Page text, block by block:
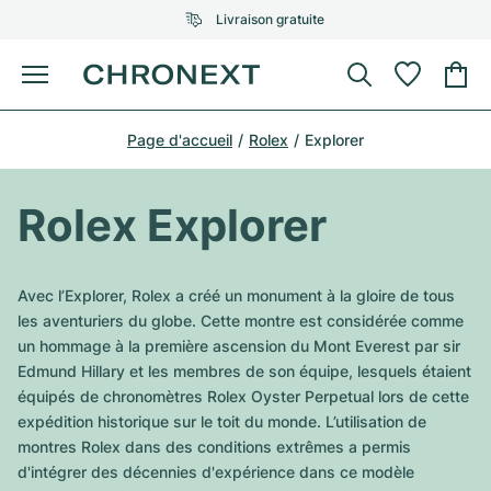
Livraison gratuite
Menu
Acheter une montre
UNE SÉLECTION D'EXCEPTION
Tous les modèles Rolex
Modèles les plus vendus
Air-King
Omega
Tous les modèles Omega
Modèles les plus vendus
Patek Philippe
Tous les modèles Patek Philippe
Modèles les plus vendus
Audemars Piguet
Tous les modèles Audemars Piguet
Cartier
Breitling
Bijoux
UNE SÉLECTION D'EXCEPTION
Tiffany
Louis Vuitton
Gebauer & Gebauer
Van Cleef & Arpels
Bvlgari
Nouveautés
Sale
Page d'accueil Rolex Explorer
Rolex Explorer
Avec l’Explorer, Rolex a créé un monument à la gloire de tous
les aventuriers du globe. Cette montre est considérée comme
un hommage à la première ascension du Mont Everest par sir
Edmund Hillary et les membres de son équipe, lesquels étaient
équipés de chronomètres Rolex Oyster Perpetual lors de cette
expédition historique sur le toit du monde. L’utilisation de
montres Rolex dans des conditions extrêmes a permis
d'intégrer des décennies d'expérience dans ce modèle